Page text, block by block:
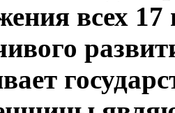
всех 17